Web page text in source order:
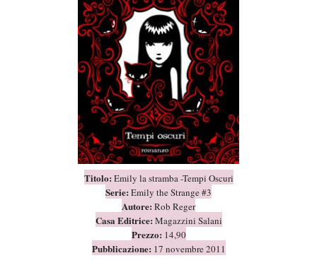
Titolo: Emily la stramba -Tempi Oscuri
Serie: Emily the Strange #3
Autore: Rob Reger
Casa Editrice: Magazzini Salani
Prezzo: 14,90
Pubblicazione: 17 novembre 2011